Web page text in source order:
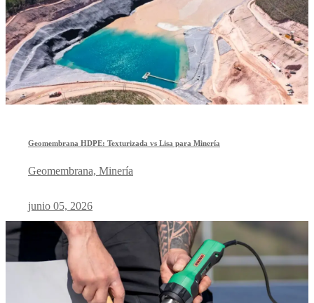
Geomembrana HDPE: Texturizada vs Lisa para Minería
Geomembrana, Minería
junio 05, 2026